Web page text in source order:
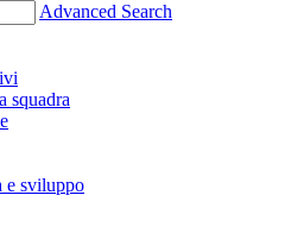
Advanced Search
squadra
e sviluppo